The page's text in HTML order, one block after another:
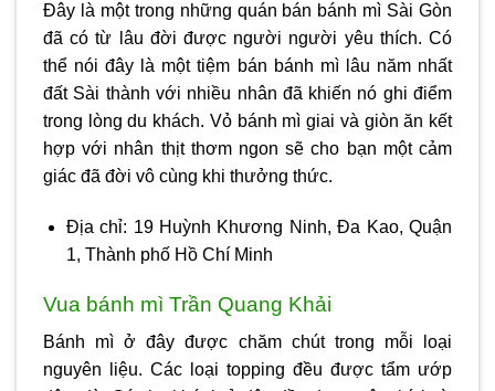
Đây là một trong những quán bán bánh mì Sài Gòn
đã có từ lâu đời được người người yêu thích. Có
thể nói đây là một tiệm bán bánh mì lâu năm nhất
đất Sài thành với nhiều nhân đã khiến nó ghi điểm
trong lòng du khách. Vỏ bánh mì giai và giòn ăn kết
hợp với nhân thịt thơm ngon sẽ cho bạn một cảm
giác đã đời vô cùng khi thưởng thức.
Địa chỉ: 19 Huỳnh Khương Ninh, Đa Kao, Quận
1, Thành phố Hồ Chí Minh
Vua bánh mì Trần Quang Khải
Bánh mì ở đây được chăm chút trong mỗi loại
nguyên liệu. Các loại topping đều được tẩm ướp